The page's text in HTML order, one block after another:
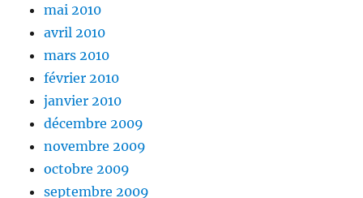
mai 2010
avril 2010
mars 2010
février 2010
janvier 2010
décembre 2009
novembre 2009
octobre 2009
septembre 2009